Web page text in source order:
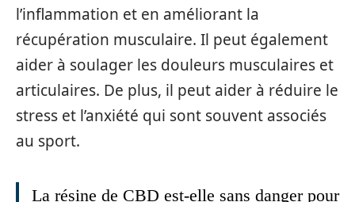
l’inflammation et en améliorant la
récupération musculaire. Il peut également
aider à soulager les douleurs musculaires et
articulaires. De plus, il peut aider à réduire le
stress et l’anxiété qui sont souvent associés
au sport.
La résine de CBD est-elle sans danger pour